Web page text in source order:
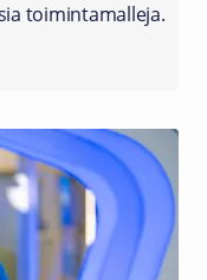
toimintamalleja.